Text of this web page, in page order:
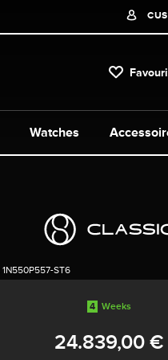
Watches
1N550P557-ST6
4 Weeks
24.839,00 €